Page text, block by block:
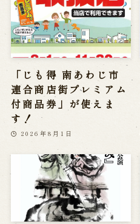
「じも得 南あわじ市
連合商店街プレミアム
付商品券」が使えま
す！
2026年8月1日